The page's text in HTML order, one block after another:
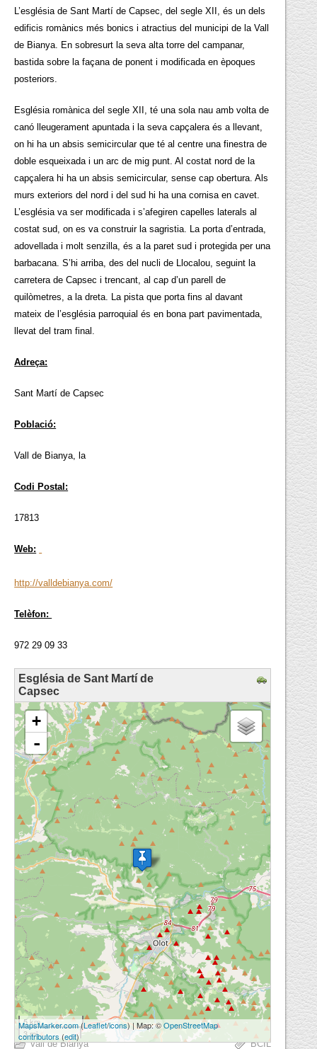
L’església de Sant Martí de Capsec, del segle XII, és un dels
edificis romànics més bonics i atractius del municipi de la Vall
de Bianya. En sobresurt la seva alta torre del campanar,
bastida sobre la façana de ponent i modificada en èpoques
posteriors.
Església romànica del segle XII, té una sola nau amb volta de
canó lleugerament apuntada i la seva capçalera és a llevant,
on hi ha un absis semicircular que té al centre una finestra de
doble esqueixada i un arc de mig punt. Al costat nord de la
capçalera hi ha un absis semicircular, sense cap obertura. Als
murs exteriors del nord i del sud hi ha una cornisa en cavet.
L’església va ser modificada i s’afegiren capelles laterals al
costat sud, on es va construir la sagristia. La porta d’entrada,
adovellada i molt senzilla, és a la paret sud i protegida per una
barbacana. S’hi arriba, des del nucli de Llocalou, seguint la
carretera de Capsec i trencant, al cap d’un parell de
quilòmetres, a la dreta. La pista que porta fins al davant
mateix de l’església parroquial és en bona part pavimentada,
llevat del tram final.
Adreça:
Sant Martí de Capsec
Població:
Vall de Bianya, la
Codi Postal:
17813
Web:
http://valldebianya.com/
Telèfon:
972 29 09 33
Església de Sant Martí de
Capsec
loading map - please wait...
+
-
5 km
3 mi
MapsMarker.com(Leaflet/icons) | Map: ©OpenStreetMap
contributors (edit)
Vall de Bianya BCIL